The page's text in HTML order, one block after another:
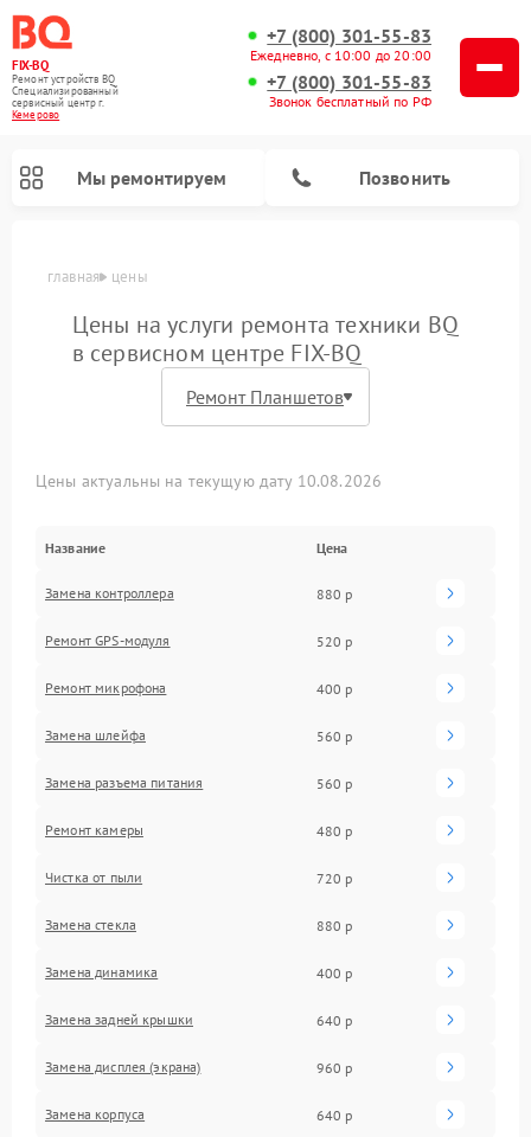
FIX-BQ
Ремонт устройств BQ
Специализированный
cервисный центр г.
Кемерово
+7 (800) 301-55-83
Ежедневно, с 10:00 до 20:00
+7 (800) 301-55-83
Звонок бесплатный по РФ
Мы ремонтируем Позвонить
главная цены
Цены на услуги ремонта техники BQ
в сервисном центре FIX-BQ
Цены актуальны на текущую дату 10.08.2026
Название Цена
Замена контроллера 880 р
Ремонт GPS-модуля 520 р
Ремонт микрофона 400 р
Замена шлейфа 560 р
Замена разъема питания 560 р
Ремонт камеры 480 р
Чистка от пыли 720 р
Замена стекла 880 р
Замена динамика 400 р
Замена задней крышки 640 р
Замена дисплея (экрана) 960 р
Замена корпуса 640 р